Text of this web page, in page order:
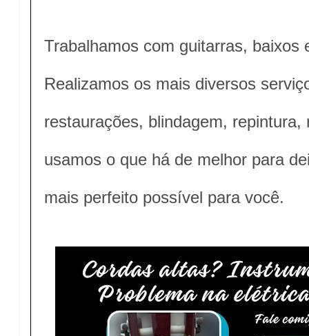
Trabalhamos com guitarras, baixos
Realizamos os mais diversos
restaurações, blindagem, repintura,
usamos o que há de melhor para
mais perfeito possível para você.